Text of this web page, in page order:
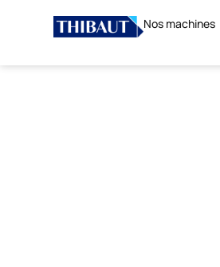
Nos machines